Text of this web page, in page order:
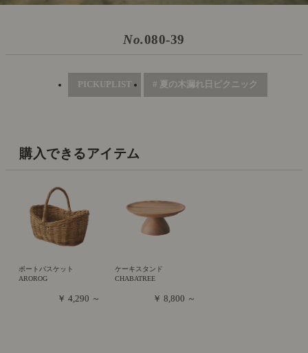
No.080-39
PICKUPLIST # 夏の木漏れ日ピクニック
購入できるアイテム
ボートバスケット
AROROG
￥ 4,290 ～
ケーキスタンド
CHABATREE
￥ 8,800 ～